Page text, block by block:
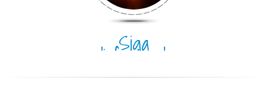
Siga
disfrutando
del día